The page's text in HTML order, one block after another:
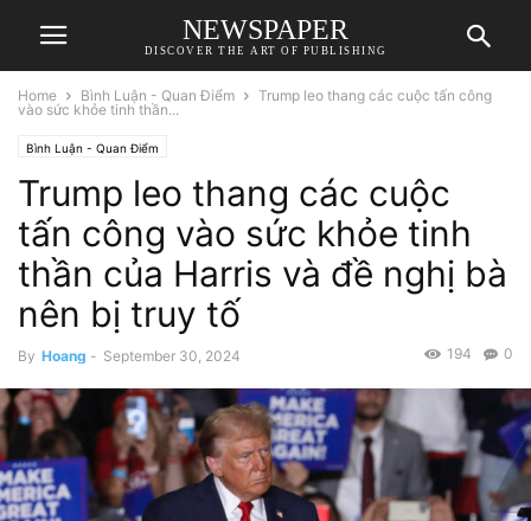
NEWSPAPER
DISCOVER THE ART OF PUBLISHING
Home Bình Luận - Quan Điểm
Trump leo thang các cuộc tấn công
vào sức khỏe tinh thần...
Bình Luận - Quan Điểm
Trump leo thang các cuộc
tấn công vào sức khỏe tinh
thần của Harris và đề nghị bà
nên bị truy tố
By Hoang - September 30, 2024 0
194